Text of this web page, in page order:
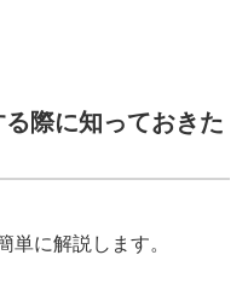
際に知っておきた
単に解説します。